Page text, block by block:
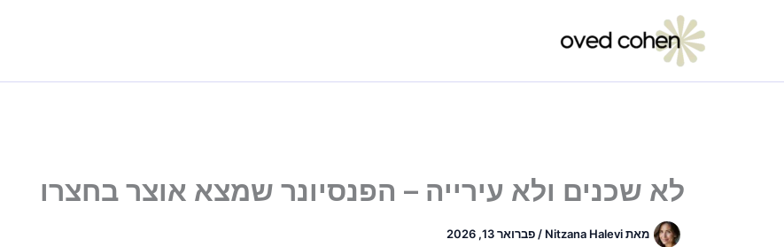
לא שכנים ולא עירייה – הפנסיונר שמצא אוצר בחצרו
מאתNitzana Halevi
/ פברואר 13, 2026